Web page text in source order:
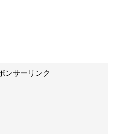
ンサーリンク